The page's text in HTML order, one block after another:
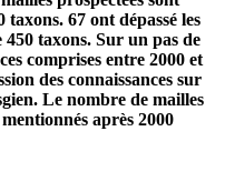
taxons. 67 ont dépassé les
taxons. Sur un pas de
comprises entre 2000 et
des connaissances sur
Le nombre de mailles
après 2000